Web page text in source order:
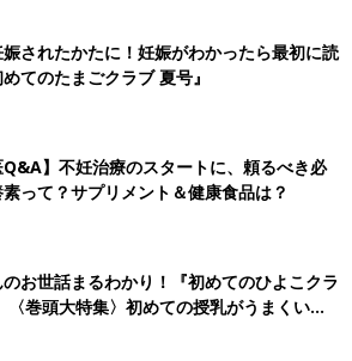
されたかたに！妊娠がわかったら最初に読
てのたまごクラブ 夏号』
Q&A】不妊治療のスタートに、頼るべき必
って？サプリメント＆健康食品は？
お世話まるわかり！『初めてのひよこクラ
〈巻頭大特集〉初めての授乳がうまくい
ぱい・ミルクの基本と夏のトラブル 解決テ